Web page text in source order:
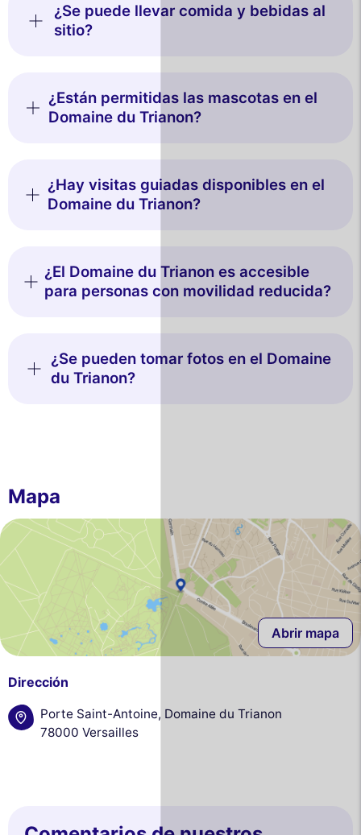
¿Se puede llevar comida y bebidas al
sitio?
¿Están permitidas las mascotas en el
Domaine du Trianon?
¿Hay visitas guiadas disponibles en el
Domaine du Trianon?
¿El Domaine du Trianon es accesible
para personas con movilidad reducida?
¿Se pueden tomar fotos en el Domaine
du Trianon?
Mapa
Abrir mapa
Dirección
Porte Saint-Antoine, Domaine du Trianon
78000 Versailles